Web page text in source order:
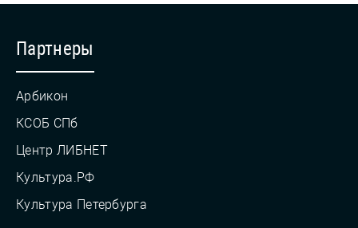
Партнеры
Арбикон
КСОБ СПб
Центр ЛИБНЕТ
Культура.РФ
Культура Петербурга